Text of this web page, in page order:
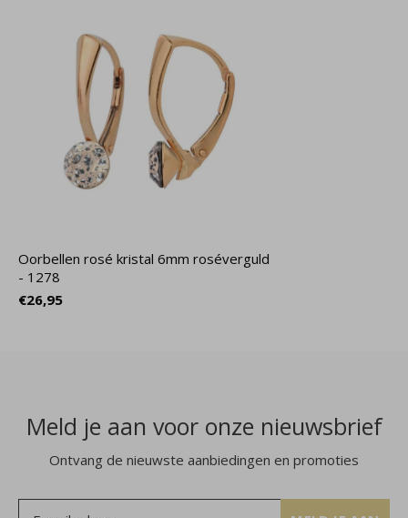
Oorbellen rosé kristal 6mm roséverguld
- 1278
€26,95
Meld je aan voor onze nieuwsbrief
Ontvang de nieuwste aanbiedingen en promoties